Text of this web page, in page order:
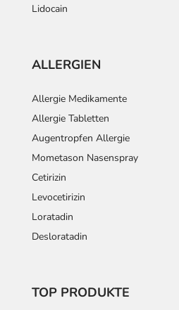
Lidocain
ALLERGIEN
Allergie Medikamente
Allergie Tabletten
Augentropfen Allergie
Mometason Nasenspray
Cetirizin
Levocetirizin
Loratadin
Desloratadin
TOP PRODUKTE